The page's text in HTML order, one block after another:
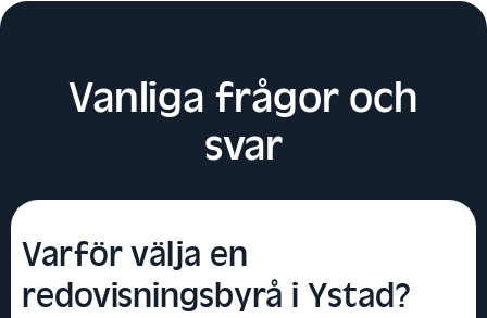
Vanliga frågor och
svar
Varför välja en
redovisningsbyrå i Ystad?